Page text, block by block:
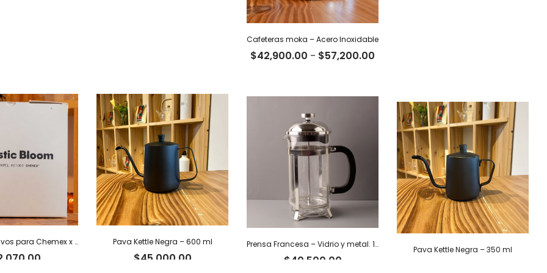
Cafeteras moka – Acero Inoxidable
$42,900.00 - $57,200.00
$42,900.00
hasta
$57,200.00
Filtros alternativos para Chemex x 100 u. Pava Kettle Negra – 600 ml
$45,000.00 $ 40,500.00 40,000.00